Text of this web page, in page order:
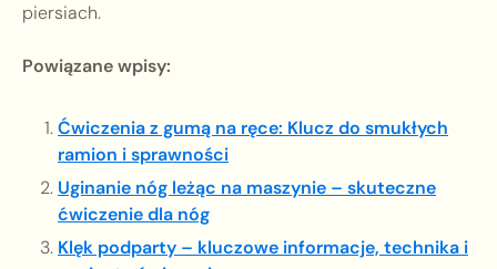
piersiach.
Powiązane wpisy:
Ćwiczenia z gumą na ręce: Klucz do smukłych
ramion i sprawności
Uginanie nóg leżąc na maszynie – skuteczne
ćwiczenie dla nóg
Klęk podparty – kluczowe informacje, technika i